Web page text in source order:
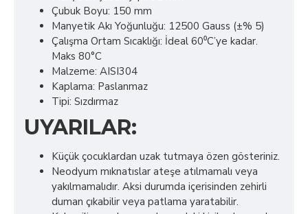
Çubuk Boyu: 150 mm
Manyetik Akı Yoğunluğu: 12500 Gauss (±% 5)
Çalışma Ortam Sıcaklığı: İdeal 60⁰C’ye kadar.
Maks 80°C
Malzeme: AISI304
Kaplama: Paslanmaz
Tipi: Sızdırmaz
UYARILAR:
Küçük çocuklardan uzak tutmaya özen gösteriniz.
Neodyum mıknatıslar ateşe atılmamalı veya
yakılmamalıdır. Aksi durumda içerisinden zehirli
duman çıkabilir veya patlama yaratabilir.